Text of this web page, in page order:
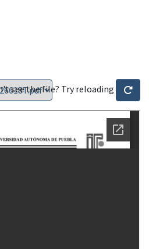
see the file? Try reloading